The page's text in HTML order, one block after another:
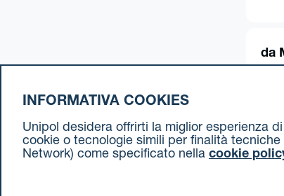
da
INFORMATIVA COOKIES
Unipol desidera offrirti la miglior esperienza
cookie o tecnologie simili per finalità
Network) come specificato nella cookie